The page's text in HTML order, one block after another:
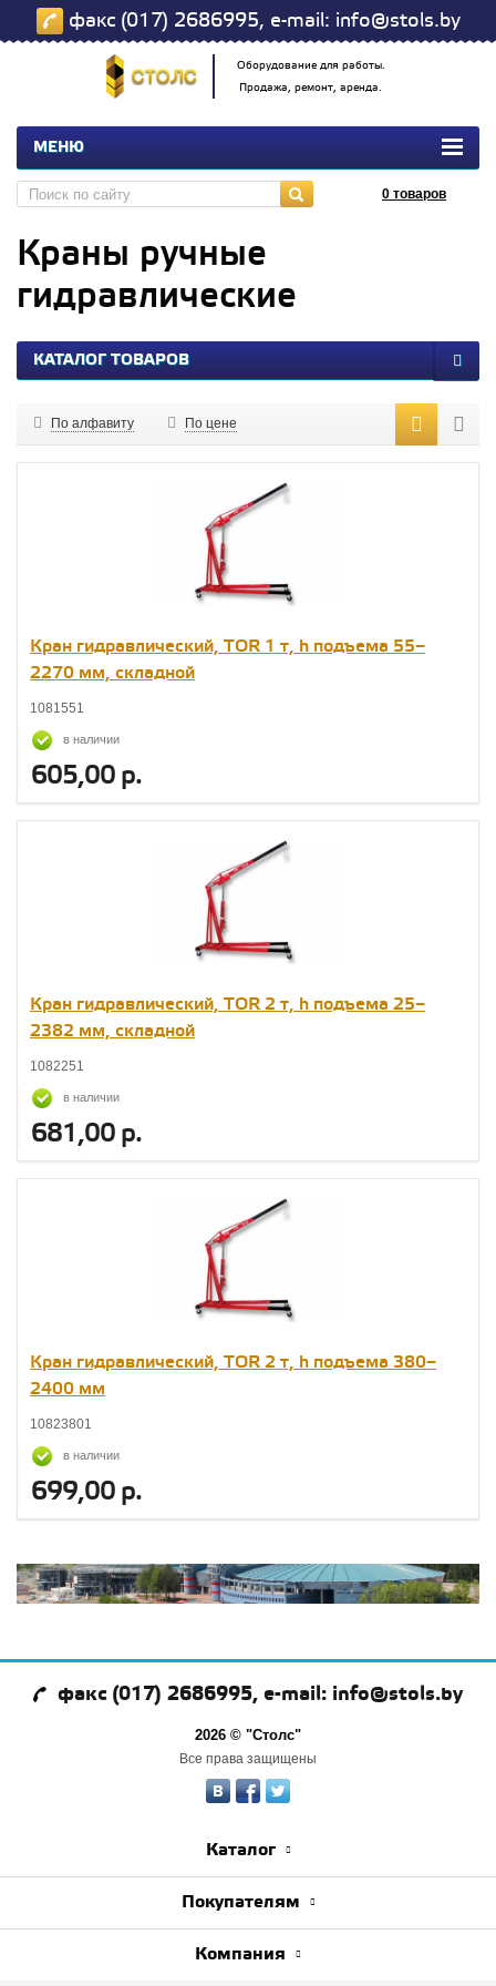
факс (017) 2686995, e-mail: info@stols.by
Оборудование для работы.
Продажа, ремонт, аренда.
МЕНЮ
0 товаров
Краны ручные
гидравлические
КАТАЛОГ ТОВАРОВ
По алфавиту По цене
Кран гидравлический, TOR 1 т, h подъема 55–
2270 мм, складной
1081551
в наличии
605,00 р.
Кран гидравлический, TOR 2 т, h подъема 25–
2382 мм, складной
1082251
в наличии
681,00 р.
Кран гидравлический, TOR 2 т, h подъема 380–
2400 мм
10823801
в наличии
699,00 р.
факс (017) 2686995, e-mail: info@stols.by
2026 © "Столс"
Все права защищены
Каталог
Покупателям
Компания